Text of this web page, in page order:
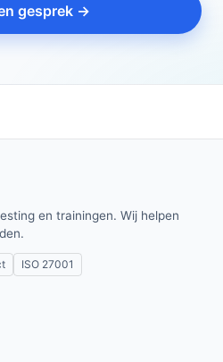
gesprek →
en trainingen. Wij helpen
ISO 27001